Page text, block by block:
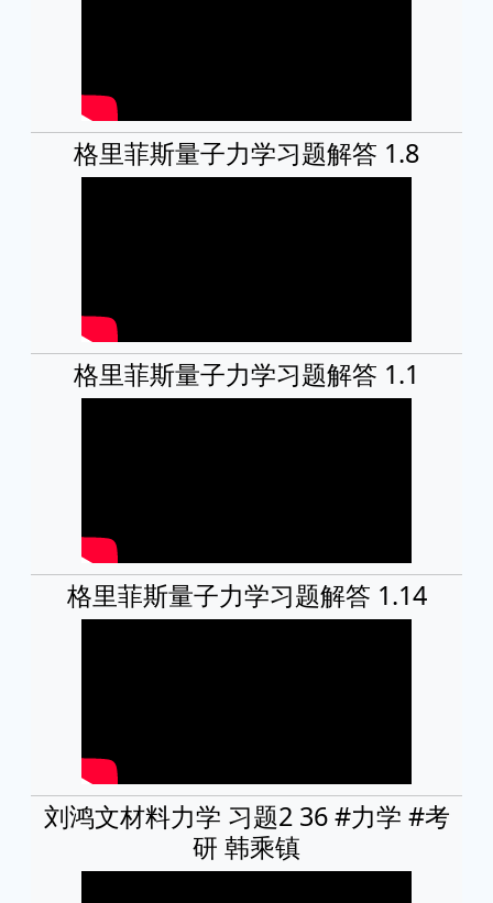
格里菲斯量子力学习题解答 1.8
格里菲斯量子力学习题解答 1.1
格里菲斯量子力学习题解答 1.14
刘鸿文材料力学 习题2 36 #力学 #考
研 韩乘镇